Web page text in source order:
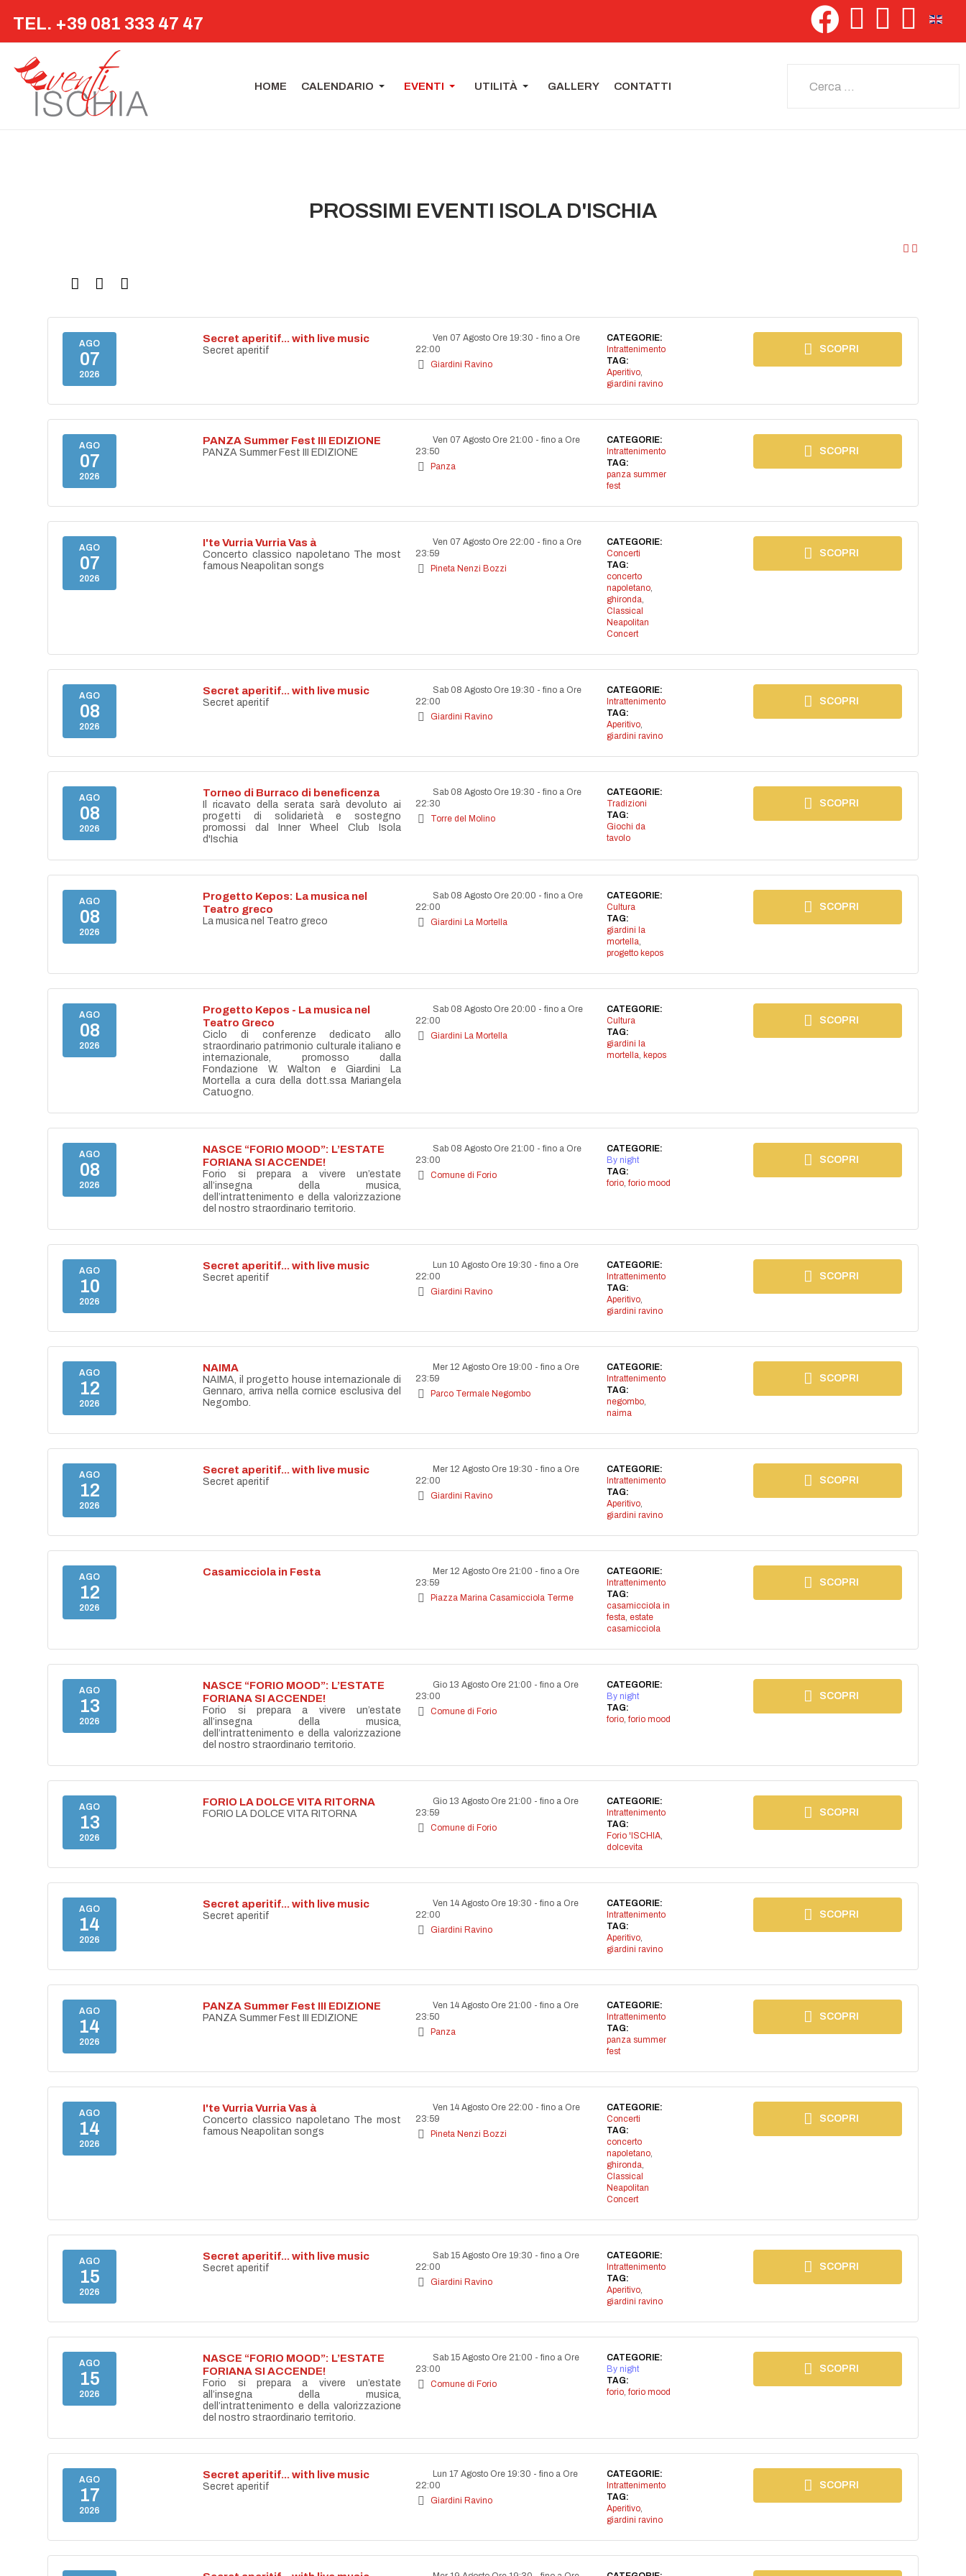
TEL. +39 081 333 47 47
HOME CALENDARIO EVENTI UTILITÀ GALLERY CONTATTI
PROSSIMI EVENTI ISOLA D'ISCHIA
AGO
07
2026
Secret aperitif... with live music
Secret aperitif
Ven 07 Agosto Ore 19:30 - fino a Ore
22:00
Giardini Ravino
CATEGORIE:
Intrattenimento
TAG:
Aperitivo,
giardini ravino
SCOPRI
AGO
07
2026
PANZA Summer Fest III EDIZIONE
PANZA Summer Fest III EDIZIONE
Ven 07 Agosto Ore 21:00 - fino a Ore
23:50
Panza
CATEGORIE:
Intrattenimento
TAG:
panza summer
fest
SCOPRI
AGO
07
2026
I'te Vurria Vurria Vas à
Concerto classico napoletano The most
famous Neapolitan songs
Ven 07 Agosto Ore 22:00 - fino a Ore
23:59
Pineta Nenzi Bozzi
CATEGORIE:
Concerti
TAG:
concerto
napoletano,
ghironda,
Classical
Neapolitan
Concert
SCOPRI
AGO
08
2026
Secret aperitif... with live music
Secret aperitif
Sab 08 Agosto Ore 19:30 - fino a Ore
22:00
Giardini Ravino
CATEGORIE:
Intrattenimento
TAG:
Aperitivo,
giardini ravino
SCOPRI
AGO
08
2026
Torneo di Burraco di beneficenza
Il ricavato della serata sarà devoluto ai
progetti di solidarietà e sostegno
promossi dal Inner Wheel Club Isola
d'Ischia
Sab 08 Agosto Ore 19:30 - fino a Ore
22:30
Torre del Molino
CATEGORIE:
Tradizioni
TAG:
Giochi da
tavolo
SCOPRI
AGO
08
2026
Progetto Kepos: La musica nel
Teatro greco
La musica nel Teatro greco
Sab 08 Agosto Ore 20:00 - fino a Ore
22:00
Giardini La Mortella
CATEGORIE:
Cultura
TAG:
giardini la
mortella,
progetto kepos
SCOPRI
AGO
08
2026
Progetto Kepos - La musica nel
Teatro Greco
Ciclo di conferenze dedicato allo
straordinario patrimonio culturale italiano e
internazionale, promosso dalla
Fondazione W. Walton e Giardini La
Mortella a cura della dott.ssa Mariangela
Catuogno.
Sab 08 Agosto Ore 20:00 - fino a Ore
22:00
Giardini La Mortella
CATEGORIE:
Cultura
TAG:
giardini la
mortella, kepos
SCOPRI
AGO
08
2026
NASCE “FORIO MOOD”: L’ESTATE
FORIANA SI ACCENDE!
Forio si prepara a vivere un’estate
all’insegna della musica,
dell’intrattenimento e della valorizzazione
del nostro straordinario territorio.
Sab 08 Agosto Ore 21:00 - fino a Ore
23:00
Comune di Forio
CATEGORIE:
By night
TAG:
forio, forio mood
SCOPRI
AGO
10
2026
Secret aperitif... with live music
Secret aperitif
Lun 10 Agosto Ore 19:30 - fino a Ore
22:00
Giardini Ravino
CATEGORIE:
Intrattenimento
TAG:
Aperitivo,
giardini ravino
SCOPRI
AGO
12
2026
NAIMA
NAIMA, il progetto house internazionale di
Gennaro, arriva nella cornice esclusiva del
Negombo.
Mer 12 Agosto Ore 19:00 - fino a Ore
23:59
Parco Termale Negombo
CATEGORIE:
Intrattenimento
TAG:
negombo,
naima
SCOPRI
AGO
12
2026
Secret aperitif... with live music
Secret aperitif
Mer 12 Agosto Ore 19:30 - fino a Ore
22:00
Giardini Ravino
CATEGORIE:
Intrattenimento
TAG:
Aperitivo,
giardini ravino
SCOPRI
AGO
12
2026
Casamicciola in Festa Mer 12 Agosto Ore 21:00 - fino a Ore
23:59
Piazza Marina Casamicciola Terme
CATEGORIE:
Intrattenimento
TAG:
casamicciola in
festa, estate
casamicciola
SCOPRI
AGO
13
2026
NASCE “FORIO MOOD”: L’ESTATE
FORIANA SI ACCENDE!
Forio si prepara a vivere un’estate
all’insegna della musica,
dell’intrattenimento e della valorizzazione
del nostro straordinario territorio.
Gio 13 Agosto Ore 21:00 - fino a Ore
23:00
Comune di Forio
CATEGORIE:
By night
TAG:
forio, forio mood
SCOPRI
AGO
13
2026
FORIO LA DOLCE VITA RITORNA
FORIO LA DOLCE VITA RITORNA
Gio 13 Agosto Ore 21:00 - fino a Ore
23:59
Comune di Forio
CATEGORIE:
Intrattenimento
TAG:
Forio 'ISCHIA,
dolcevita
SCOPRI
AGO
14
2026
Secret aperitif... with live music
Secret aperitif
Ven 14 Agosto Ore 19:30 - fino a Ore
22:00
Giardini Ravino
CATEGORIE:
Intrattenimento
TAG:
Aperitivo,
giardini ravino
SCOPRI
AGO
14
2026
PANZA Summer Fest III EDIZIONE
PANZA Summer Fest III EDIZIONE
Ven 14 Agosto Ore 21:00 - fino a Ore
23:50
Panza
CATEGORIE:
Intrattenimento
TAG:
panza summer
fest
SCOPRI
AGO
14
2026
I'te Vurria Vurria Vas à
Concerto classico napoletano The most
famous Neapolitan songs
Ven 14 Agosto Ore 22:00 - fino a Ore
23:59
Pineta Nenzi Bozzi
CATEGORIE:
Concerti
TAG:
concerto
napoletano,
ghironda,
Classical
Neapolitan
Concert
SCOPRI
AGO
15
2026
Secret aperitif... with live music
Secret aperitif
Sab 15 Agosto Ore 19:30 - fino a Ore
22:00
Giardini Ravino
CATEGORIE:
Intrattenimento
TAG:
Aperitivo,
giardini ravino
SCOPRI
AGO
15
2026
NASCE “FORIO MOOD”: L’ESTATE
FORIANA SI ACCENDE!
Forio si prepara a vivere un’estate
all’insegna della musica,
dell’intrattenimento e della valorizzazione
del nostro straordinario territorio.
Sab 15 Agosto Ore 21:00 - fino a Ore
23:00
Comune di Forio
CATEGORIE:
By night
TAG:
forio, forio mood
SCOPRI
AGO
17
2026
Secret aperitif... with live music
Secret aperitif
Lun 17 Agosto Ore 19:30 - fino a Ore
22:00
Giardini Ravino
CATEGORIE:
Intrattenimento
TAG:
Aperitivo,
giardini ravino
SCOPRI